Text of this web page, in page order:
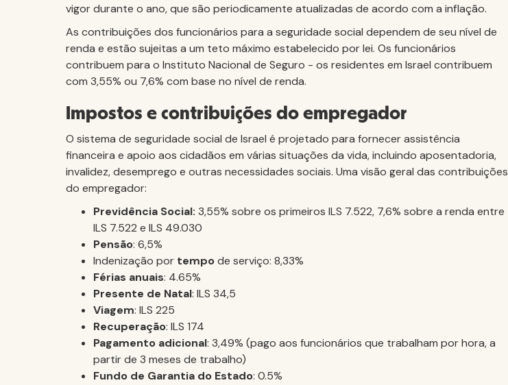
vigor durante o ano, que são periodicamente atualizadas de acordo com a inflação.
As contribuições dos funcionários para a seguridade social dependem de seu nível de
renda e estão sujeitas a um teto máximo estabelecido por lei. Os funcionários
contribuem para o Instituto Nacional de Seguro - os residentes em Israel contribuem
com 3,55% ou 7,6% com base no nível de renda.
Impostos e contribuições do empregador
O sistema de seguridade social de Israel é projetado para fornecer assistência
financeira e apoio aos cidadãos em várias situações da vida, incluindo aposentadoria,
invalidez, desemprego e outras necessidades sociais. Uma visão geral das contribuições
do empregador:
Previdência Social: 3,55% sobre os primeiros ILS 7.522, 7,6% sobre a renda entre
ILS 7.522 e ILS 49.030
Pensão: 6,5%
Indenização por tempode serviço: 8,33%
Férias anuais: 4.65%
Presente de Natal: ILS 34,5
Viagem: ILS 225
Recuperação: ILS 174
Pagamento adicional: 3,49% (pago aos funcionários que trabalham por hora, a
partir de 3 meses de trabalho)
Fundo de Garantia do Estado: 0.5%